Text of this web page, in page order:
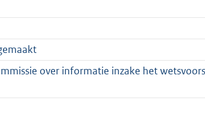
over informatie inzake het